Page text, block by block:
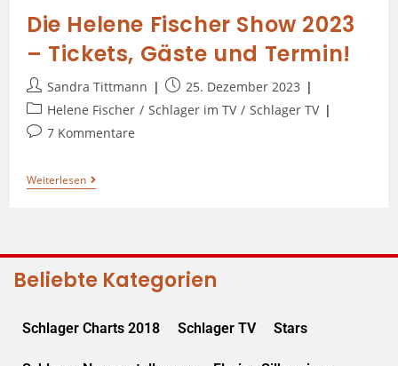
Die Helene Fischer Show 2023
– Tickets, Gäste und Termin!
Sandra Tittmann
25. Dezember 2023
Helene Fischer / Schlager im TV / Schlager TV
7 Kommentare
Weiterlesen
Beliebte Kategorien
Schlager Charts 2018 Schlager TV Stars